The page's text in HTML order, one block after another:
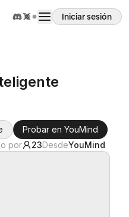
Iniciar sesión
Probar en YouMind
por 23DesdeYouMind